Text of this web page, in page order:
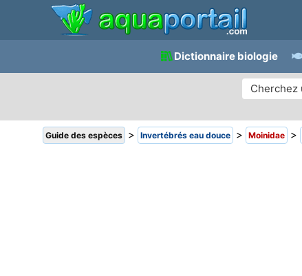
Dictionnaire biologie
Guide des espèces > Invertébrés eau douce > Moinidae >